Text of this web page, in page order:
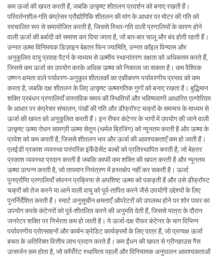
कम ऊर्जा की खपत करती हैं, जबकि उत्कृष्ट शीतलन प्रदर्शन को बनाए रखती हैं।
परिवर्तनशील-गति कंप्रेसर प्रौद्योगिकि शीतलन की मांग के आधार पर मोटर की गति को
स्वचालित रूप से समायोजित करती है, जिससे स्थिर-गति वाली प्रणालियों के कारण होने
वाली ऊर्जा की बर्बादी को समाप्त कर दिया जाता है, जो बार-बार चालू और बंद होती रहती हैं।
उन्नत ऊष्मा विनिमयक डिज़ाइन बेहतर फिन ज्यामिति, उन्नत कॉइल विन्यास और
अनुकूलित वायु प्रवाह पैटर्न के माध्यम से ऊष्मीय स्थानांतरण दक्षता को अधिकतम करते हैं,
जिससे कम ऊर्जा का उपयोग करके अधिक ऊष्मा को निकाला जा सकता है। कम वैश्विक
उष्णन क्षमता वाले पर्यावरण-अनुकूल शीतलकों का एकीकरण पर्यावरणीय प्रभाव को कम
करता है, जबकि दक्ष शीतलन के लिए उत्कृष्ट ऊष्मागतिक गुणों को बनाए रखता है। बुद्धिमान
शक्ति प्रबंधन प्रणालियाँ वास्तविक समय की स्थितियों और भविष्यवाणी आधारित एल्गोरिदम
के आधार पर कंप्रेसर संचालन, पंखों की गति और डीफ्रॉस्ट चक्रों के समन्वय के माध्यम से
ऊर्जा की खपत को अनुकूलित करती हैं। इन रीफर कंटेनर के भागों में उपयोग की जाने वाली
उत्कृष्ट ऊष्मा रोधन सामग्री ऊष्मा सेतुन (थर्मल ब्रिजिंग) को न्यूनतम करती है और ऊष्मा के
प्रवेश को कम करती है, जिससे शीतलन भार और ऊर्जा की आवश्यकताएँ कम हो जाती हैं।
एलईडी प्रकाश व्यवस्था पारंपरिक इंकैंडेसेंट बल्बों को प्रतिस्थापित करती है, जो बेहतर
प्रकाश व्यवस्था प्रदान करती है जबकि काफी कम शक्ति की खपत करती है और न्यूनतम
ऊष्मा उत्पन्न करती है, जो तापमान नियंत्रण में हस्तक्षेप नहीं कर सकती है। ऊर्जा
पुनर्प्राप्ति प्रणालियाँ संघनन प्रक्रिया से अपशिष्ट ऊष्मा को पकड़ती हैं और उसे डीफ्रॉस्ट
चक्रों को तेज करने या आने वाली वायु को पूर्व-तापित करने जैसे उपयोगी उद्देश्यों के लिए
पुनर्निर्देशित करती हैं। स्मार्ट अनुसूचीन क्षमताएँ ऑपरेटरों को उपलब्ध होने पर शोर पावर का
उपयोग करके कंटेनरों को पूर्व-शीतलित करने की अनुमति देती हैं, जिससे यात्रा के दौरान
जनरेटर शक्ति पर निर्भरता कम हो जाती है। ये ऊर्जा-दक्ष रीफर कंटेनर के भाग विभिन्न
पर्यावरणीय प्रोत्साहनों और कार्बन क्रेडिट कार्यक्रमों के लिए पात्र हैं, जो प्रत्यक्ष ऊर्जा
बचत के अतिरिक्त वित्तीय लाभ प्रदान करते हैं। कम ईंधन की खपत से ग्रीनहाउस गैस
उत्सर्जन कम होता है, जो कॉर्पोरेट स्थायित्व पहलों और विनियामक अनुपालन आवश्यकताओं